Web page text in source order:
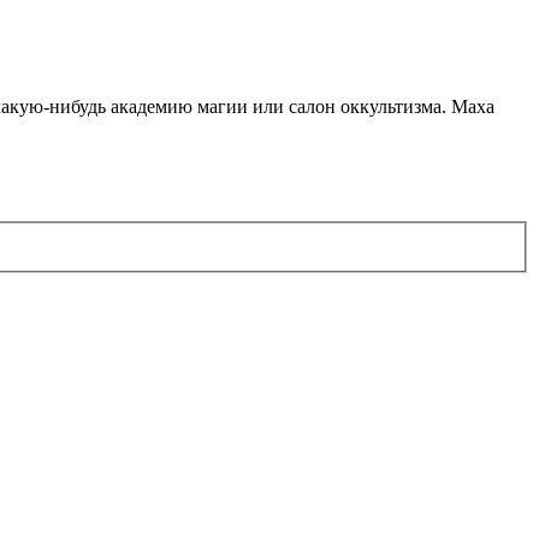
нибудь академию магии или салон оккультизма. Маха